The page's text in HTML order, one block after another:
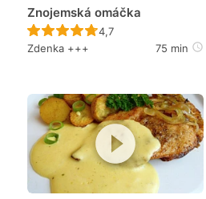
Znojemská omáčka
Recept ještě nebyl
4,7
Zdenka +++
75 min